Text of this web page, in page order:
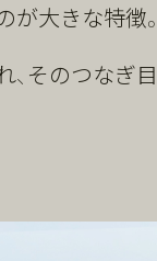
大きな特徴。
、そのつな